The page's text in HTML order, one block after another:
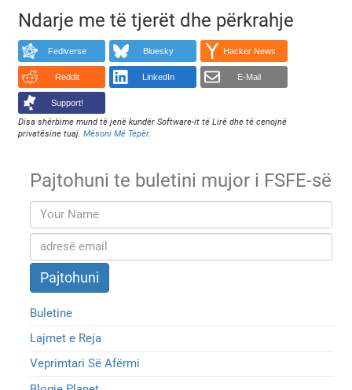
Ndarje me të tjerët dhe përkrahje
Fediverse Bluesky Hacker News
Reddit LinkedIn E-Mail
Support!
Disa shërbime mund të jenë kundër Software-it të Lirë dhe të cenojnë
privatësine tuaj.Mësoni Më Tepër.
Pajtohuni te buletini mujor i FSFE-së
Buletine
Lajmet e Reja
Veprimtari Së Afërmi